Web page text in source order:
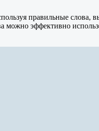
правильные
эффективно